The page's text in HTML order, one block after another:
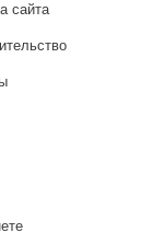
сайта